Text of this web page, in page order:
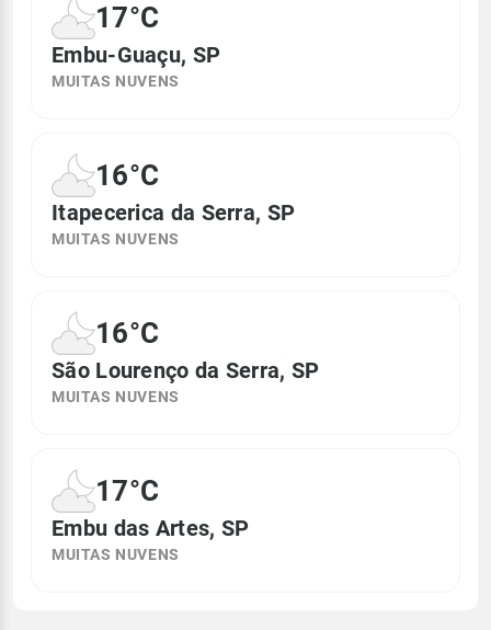
17°C
Embu-Guaçu, SP
MUITAS NUVENS
16°C
Itapecerica da Serra, SP
MUITAS NUVENS
16°C
São Lourenço da Serra, SP
MUITAS NUVENS
17°C
Embu das Artes, SP
MUITAS NUVENS